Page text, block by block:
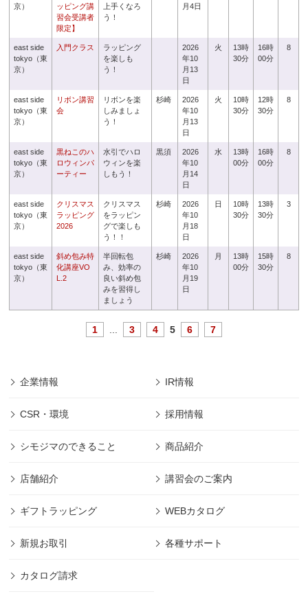
京）
ッピング講
習会受講者
限定】
上手くなろ
う！
月4日
east side
tokyo（東
京）
入門クラス
ラッピング
を楽しも
う！
2026
年10
月13
日
火
13時
30分
16時
00分
8
east side
tokyo（東
京）
リボン講習
会
リボンを楽
しみましょ
う！
杉崎
2026
年10
月13
日
火
10時
30分
12時
30分
8
east side
tokyo（東
京）
黒ねこのハ
ロウィンパ
ーティー
水引でハロ
ウィンを楽
しもう！
黒須
2026
年10
月14
日
水
13時
00分
16時
00分
8
east side
tokyo（東
京）
クリスマス
ラッピング
2026
クリスマス
をラッピン
グで楽しも
う！！
杉崎
2026
年10
月18
日
日
10時
30分
13時
30分
3
east side
tokyo（東
京）
斜め包み特
化講座VO
L.2
半回転包
み、効率の
良い斜め包
みを習得し
ましょう
杉崎
2026
年10
月19
日
月
13時
00分
15時
30分
8
1 3 4 5 6 7
企業情報 IR情報
CSR・環境 採用情報
シモジマのできること 商品紹介
店舗紹介 講習会のご案内
ギフトラッピング WEBカタログ
新規お取引 各種サポート
カタログ請求